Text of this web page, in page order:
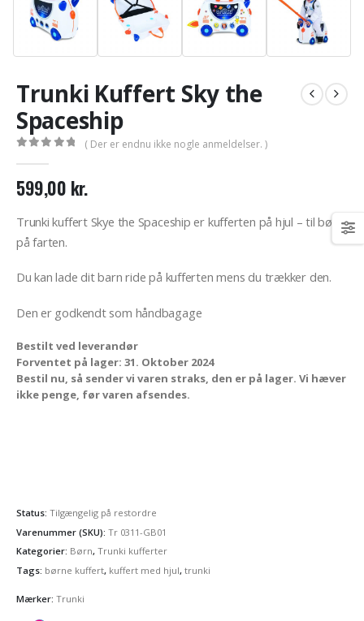
Trunki Kuffert Sky the
Spaceship
( Der er endnu ikke nogle anmeldelser. )
599,00 kr.
Trunki kuffert Skye the Spaceship er kufferten på hjul – til børn
på farten.
Du kan lade dit barn ride på kufferten mens du trækker den.
Den er godkendt som håndbagage
Bestilt ved leverandør
Forventet på lager: 31. Oktober 2024
Bestil nu, så sender vi varen straks, den er på lager. Vi hæver
ikke penge, før varen afsendes.
Status: Tilgængelig på restordre
Varenummer (SKU): Tr 0311-GB01
Kategorier: Børn, Trunki kufferter
Tags: børne kuffert, kuffert med hjul, trunki
Mærker: Trunki